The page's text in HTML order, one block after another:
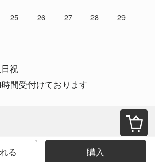
る 購入
25 26 27 28 29
祝
間受付けております